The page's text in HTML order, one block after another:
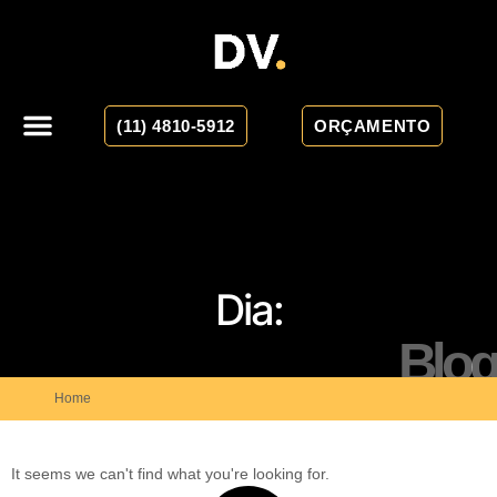
ORÇAMENTO
(11) 4810-5912
Blog
Dia:
Home
It seems we can't find what you're looking for.